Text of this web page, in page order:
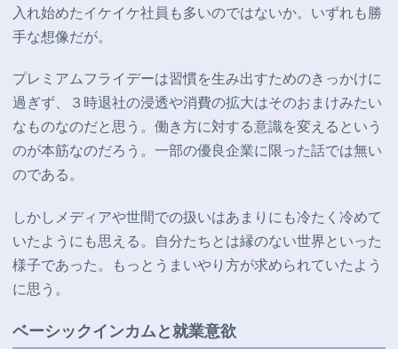
入れ始めたイケイケ社員も多いのではないか。いずれも勝
手な想像だが。
プレミアムフライデーは習慣を生み出すためのきっかけに
過ぎず、３時退社の浸透や消費の拡大はそのおまけみたい
なものなのだと思う。働き方に対する意識を変えるという
のが本筋なのだろう。一部の優良企業に限った話では無い
のである。
しかしメディアや世間での扱いはあまりにも冷たく冷めて
いたようにも思える。自分たちとは縁のない世界といった
様子であった。もっとうまいやり方が求められていたよう
に思う。
ベーシックインカムと就業意欲